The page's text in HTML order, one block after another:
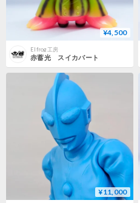
¥4,500
Elfrog工房
赤蓄光 スイカバート
¥11,000